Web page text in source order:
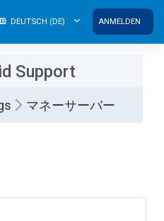
DEUTSCH ‎(DE)‎ ANMELDEN
Support
マネーサーバー